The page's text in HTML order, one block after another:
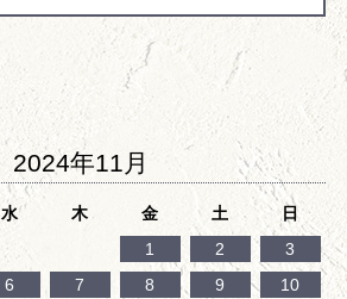
2024年11月
水 木 金 土 日
1 2
3
6 7 8 9
10